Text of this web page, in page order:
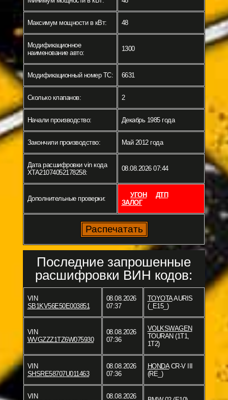
Максимум мощности в кВт: 48
Модификационное
наименование авто:
1300
Модификационный номер ТС: 6631
Сколько клапанов: 2
Начали производство: Декабрь 1985 года
Закончили производство: Май 2012 года
Дата расшифровки vin кода
XTA21074052178258:
08.08.2026 07:44
Дополнительные проверки: УГОН
ДТП
ЗАЛОГ
Последние запрошенные
расшифровки ВИН кодов:
VIN
SB1KV56E50E003851
08.08.2026
07:37
TOYOTAAURIS
(_E15_)
VIN
WVGZZZ1TZ6W075930
08.08.2026
07:36
VOLKSWAGEN
TOURAN (1T1,
1T2)
VIN
SHSRE58707U011463
08.08.2026
07:36
HONDACR-V III
(RE_)
VIN
08.08.2026